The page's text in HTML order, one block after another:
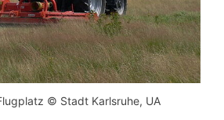
© Stadt Karlsruhe, UA